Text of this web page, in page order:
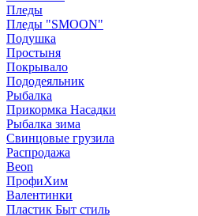
Пледы
Пледы "SMOON"
Подушка
Простыня
Покрывало
Пододеяльник
Рыбалка
Прикормка Насадки
Рыбалка зима
Свинцовые грузила
Распродажа
Beon
ПрофиХим
Валентинки
Пластик Быт стиль